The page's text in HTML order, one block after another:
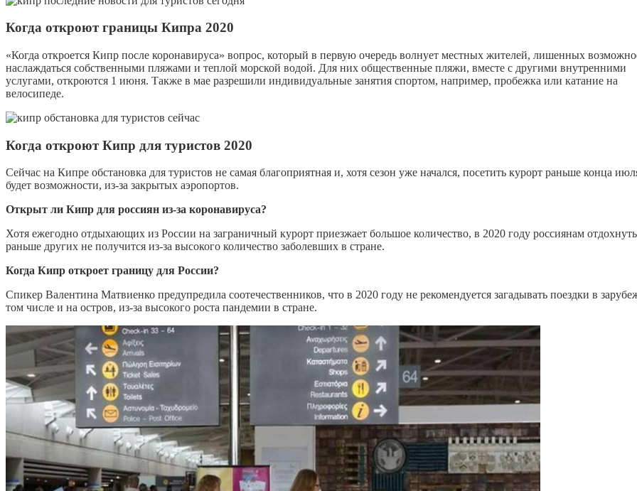
Когда откроют границы Кипра 2020
«Когда откроется Кипр после коронавируса» вопрос, который в первую очередь волнует местных жителей, лишенных
наслаждаться собственными пляжами и теплой морской водой. Для них общественные пляжи, вместе с другими внутренними
услугами, откроются 1 июня. Также в мае разрешили индивидуальные занятия спортом, например, пробежка или катание на
велосипеде.
Когда откроют Кипр для туристов 2020
Сейчас на Кипре обстановка для туристов не самая благоприятная и, хотя сезон уже начался, посетить курорт раньше конца
будет возможности, из-за закрытых аэропортов.
Открыт ли Кипр для россиян из-за коронавируса?
Хотя ежегодно отдыхающих из России на заграничный курорт приезжает большое количество, в 2020 году россиянам отдохнуть
раньше других не получится из-за высокого количество заболевших в стране.
Когда Кипр откроет границу для России?
Спикер Валентина Матвиенко предупредила соотечественников, что в 2020 году не рекомендуется загадывать поездки в
том числе и на остров, из-за высокого роста пандемии в стране.